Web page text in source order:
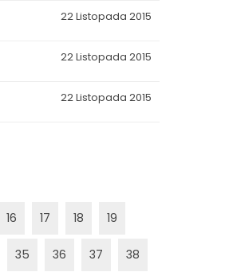
22 Listopada 2015
22 Listopada 2015
22 Listopada 2015
16 17 18 19
35 36 37 38